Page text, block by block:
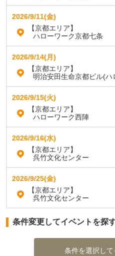
2026/9/11(金)
【京都エリア】
ハローワーク京都七条
2026/9/14(月)
【京都エリア】
明治安田生命京都ビル(
2026/9/15(火)
【京都エリア】
ハローワーク西陣
2026/9/16(水)
【京都エリア】
呉竹文化センター
2026/9/25(金)
【京都エリア】
呉竹文化センター
条件変更してイベントを探
条件を選択し